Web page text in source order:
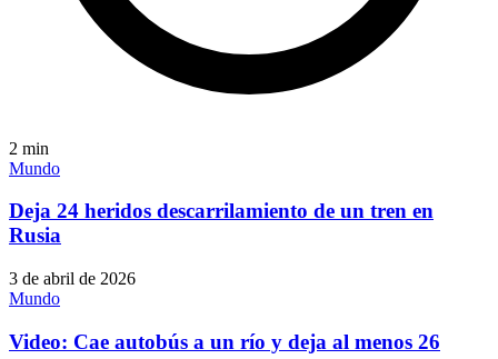
2 min
Mundo
Deja 24 heridos descarrilamiento de un tren en
Rusia
3 de abril de 2026
Mundo
Video: Cae autobús a un río y deja al menos 26